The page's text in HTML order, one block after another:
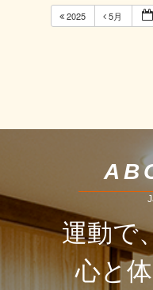
2025 5月
運動で
心と